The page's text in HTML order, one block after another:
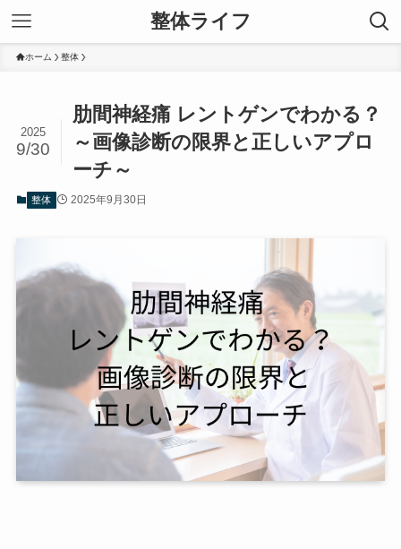
整体ライフ
ホーム 整体
肋間神経痛 レントゲンでわかる？
～画像診断の限界と正しいアプロ
ーチ～
2025
9/30
整体 2025年9月30日